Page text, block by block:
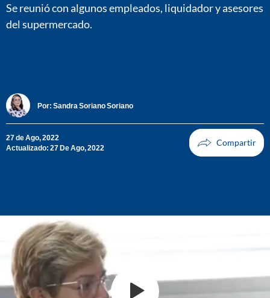
Se reunió con algunos empleados, liquidador y asesores
del supermercado.
Por: Sandra Soriano Soriano
27 de Ago, 2022
Actualizado: 27 De Ago, 2022